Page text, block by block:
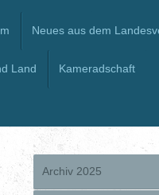
Neues aus dem
Land Kameradschaft
Archiv 2025